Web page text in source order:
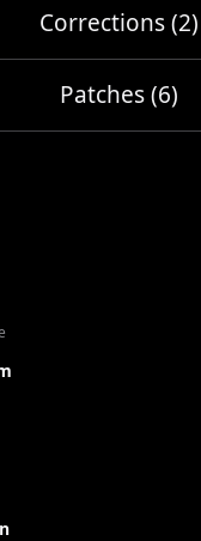
Corrections (2)
Patches (6)